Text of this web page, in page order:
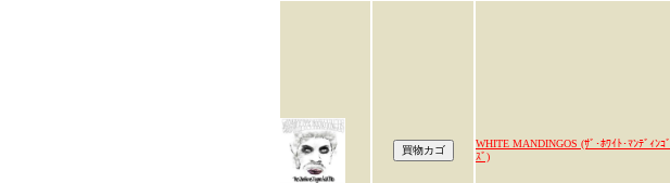
WHITE MANDINGOS (ｻﾞ･ﾎﾜｲﾄ･ﾏﾝﾃﾞｨﾝｺﾞ
ｽﾞ)